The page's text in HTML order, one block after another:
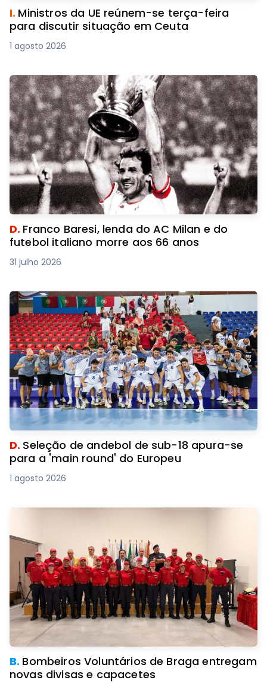
I. Ministros da UE reúnem-se terça-feira
para discutir situação em Ceuta
1 agosto 2026
D. Franco Baresi, lenda do AC Milan e do
futebol italiano morre aos 66 anos
31 julho 2026
D. Seleção de andebol de sub-18 apura-se
para a 'main round' do Europeu
1 agosto 2026
B. Bombeiros Voluntários de Braga entregam
novas divisas e capacetes